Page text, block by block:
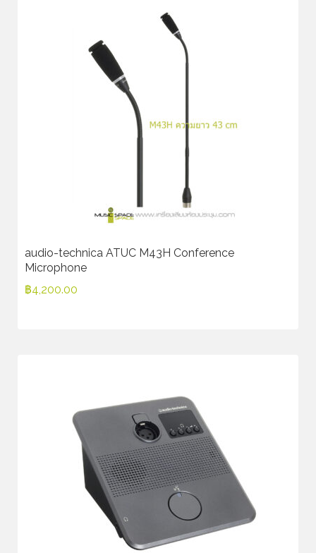
audio-technica ATUC M43H Conference
Microphone
฿4,200.00